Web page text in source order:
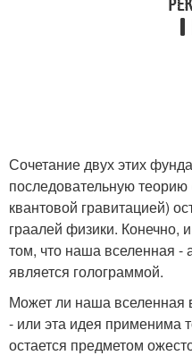
Сочетание двух этих
последовательную
квантовой гравитацией)
граалей физики. Конечно,
том, что наша вселенная -
является голограммой.
Может ли наша вселенная
- или эта идея применима
остается предметом